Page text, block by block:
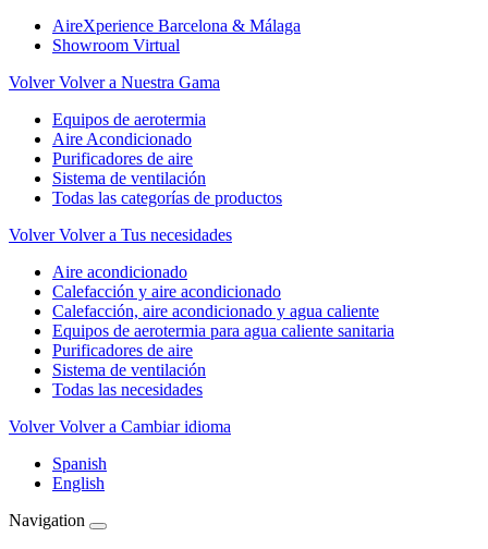
AireXperience Barcelona & Málaga
Showroom Virtual
Volver Volver a Nuestra Gama
Equipos de aerotermia
Aire Acondicionado
Purificadores de aire
Sistema de ventilación
Todas las categorías de productos
Volver Volver a Tus necesidades
Aire acondicionado
Calefacción y aire acondicionado
Calefacción, aire acondicionado y agua caliente
Equipos de aerotermia para agua caliente sanitaria
Purificadores de aire
Sistema de ventilación
Todas las necesidades
Volver Volver a Cambiar idioma
Spanish
English
Navigation